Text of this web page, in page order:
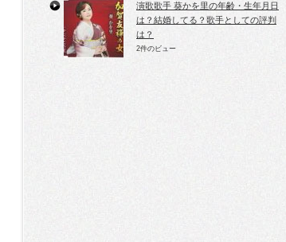
演歌歌手 葵かを里の年齢・生年月日
は？結婚してる？歌手としての評判
は？
2件のビュー